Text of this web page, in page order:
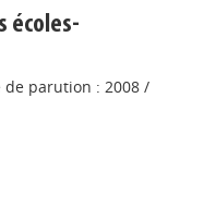
écoles-
parution : 2008 /